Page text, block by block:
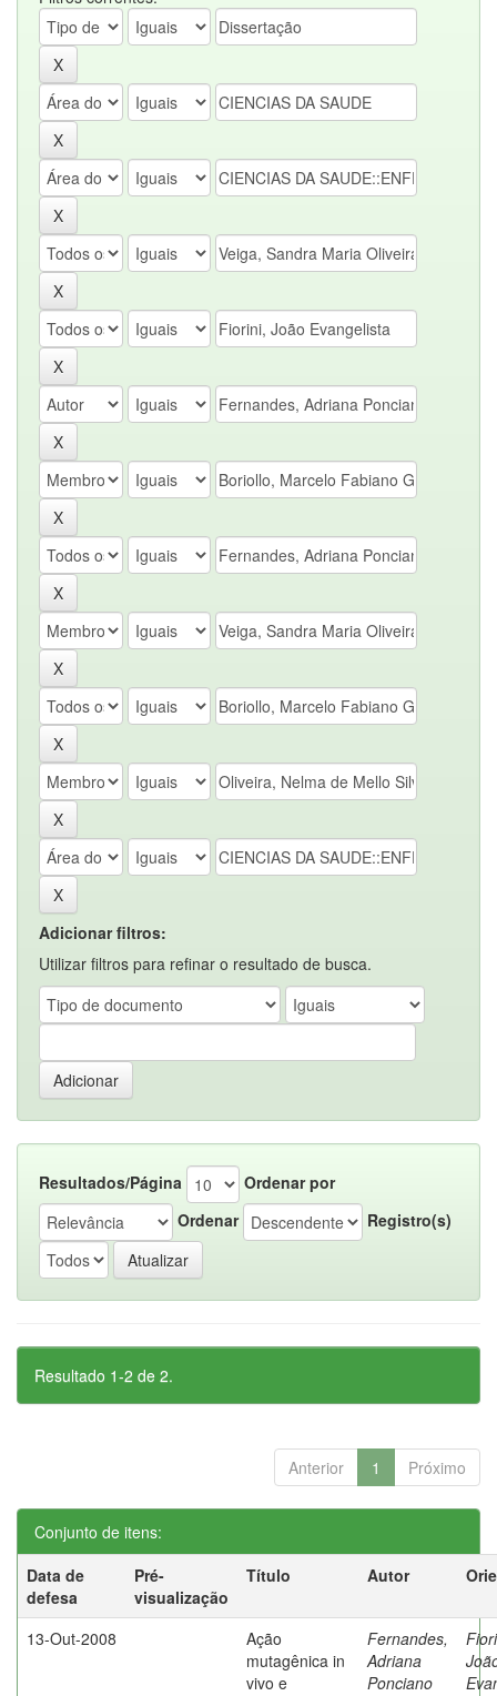
Adicionar filtros:
Utilizar filtros para refinar o resultado de busca.
Resultados/Página
Ordenar por
Ordenar
Registro(s)
Resultado 1-2 de 2.
Anterior 1 Próximo
Conjunto de itens:
Data de
defesa
Pré-
visualização
Título Autor
13-Out-2008
Ação
mutagênica in
vivo e
Fernandes,
Adriana
Ponciano